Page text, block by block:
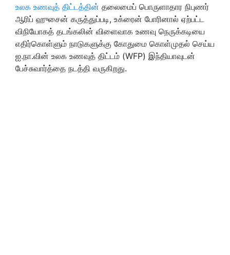
உலக உணவுத் திட்டத்தின் தலைமைப் பொருளாதார நிபுணர்
ஆரிப் ஹுசைன் கருத்துப்படி, உக்ரைன் போரினால் ஏற்பட்ட
விநியோகத் தடங்கலின் விளைவாக உணவு நெருக்கடியை
எதிர்கொள்ளும் நாடுகளுக்கு கோதுமை கொள்முதல் செய்ய
ஐ.நா.வின் உலக உணவுத் திட்டம் (WFP) இந்தியாவுடன்
பேச்சுவார்த்தை நடத்தி வருகிறது.